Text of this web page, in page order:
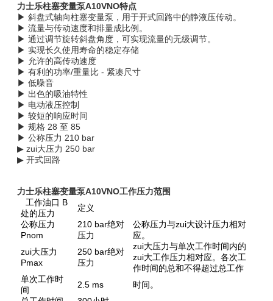
力士乐柱塞变量泵A10VNO特点
▶ 斜盘式轴向柱塞变量泵，用于开式回路中的静液压传动。
▶ 流量与传动速度和排量成比例。
▶ 通过调节旋转斜盘角度，可实现流量的无级调节。
▶ 实现长久使用寿命的稳定存储
▶ 允许的高传动速度
▶ 有利的功率/重量比 - 紧凑尺寸
▶ 低噪音
▶ 出色的吸油特性
▶ 电动液压控制
▶ 较短的响应时间
▶ 规格 28 至 85
▶ 公称压力 210 bar
▶ zui大压力 250 bar
▶ 开式回路
力士乐柱塞变量泵A10VNO工作压力范围
工作油口 B
处的压力
定义
公称压力
Pnom
210 bar绝对
压力
公称压力与zui大设计压力相对
应。
zui大压力
Pmax
250 bar绝对
压力
zui大压力与单次工作时间内的
zui大工作压力相对应。各次工
作时间的总和不得超过总工作
单次工作时
间
2.5 ms
时间。